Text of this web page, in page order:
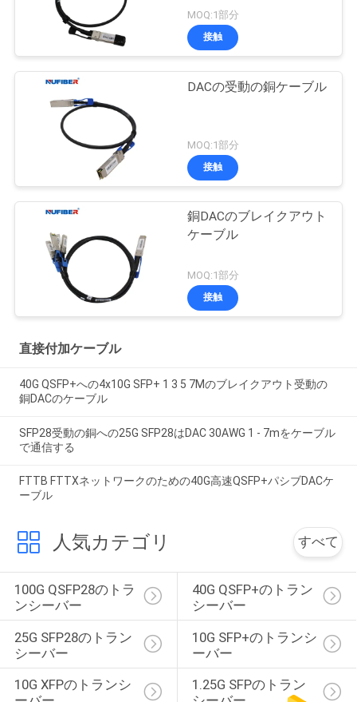
MOQ:1部分
接触
DACの受動の銅ケーブル
MOQ:1部分
接触
銅DACのブレイクアウト
ケーブル
MOQ:1部分
接触
直接付加ケーブル
40G QSFP+への4x10G SFP+ 1 3 5 7Mのブレイクアウト受動の
銅DACのケーブル
SFP28受動の銅への25G SFP28はDAC 30AWG 1 - 7mをケーブル
で通信する
FTTB FTTXネットワークのための40G高速QSFP+パシブDACケ
ーブル
人気カテゴリ すべて
100G QSFP28のトラ
ンシーバー
40G QSFP+のトラン
シーバー
25G SFP28のトラン
シーバー
10G SFP+のトランシ
ーバー
10G XFPのトランシ
1.25G SFPのトラン